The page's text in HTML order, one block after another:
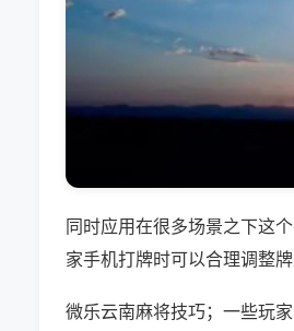
同时应用在很多场景之下这
家手机打牌时可以合理调整
微乐云南麻将技巧；一些玩